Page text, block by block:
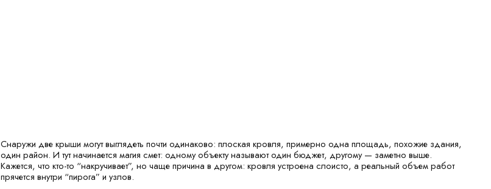
Снаружи две крыши могут выглядеть почти одинаково: плоская кровля, примерно одна площадь, похожие здания,
один район. И тут начинается магия смет: одному объекту называют один бюджет, другому — заметно выше.
Кажется, что кто-то “накручивает”, но чаще причина в другом: кровля устроена слоисто, а реальный объем работ
прячется внутри “пирога” и узлов.